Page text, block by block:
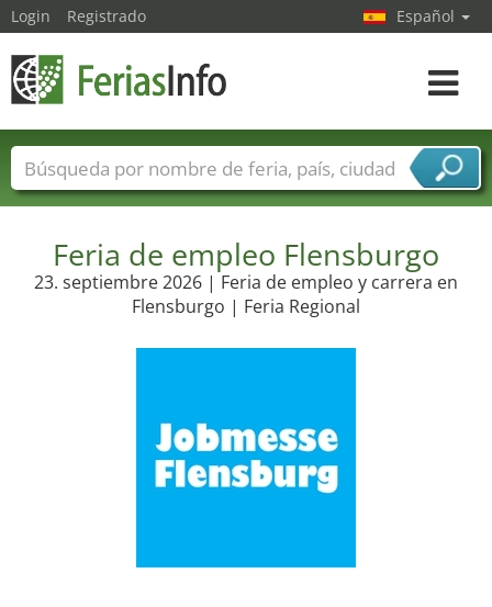
Feria de empleo Flensburgo
23. septiembre 2026 | Feria de empleo y carrera en
Flensburgo | Feria Regional
Login Registrado Español
toggle
Nombres de ferias Países
Ciudades
Sectores de proveedor de servicios